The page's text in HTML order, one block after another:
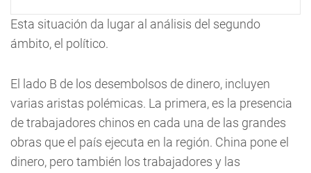
Esta situación da lugar al análisis del segundo
ámbito, el político.
El lado B de los desembolsos de dinero, incluyen
varias aristas polémicas. La primera, es la presencia
de trabajadores chinos en cada una de las grandes
obras que el país ejecuta en la región. China pone el
dinero, pero también los trabajadores y las